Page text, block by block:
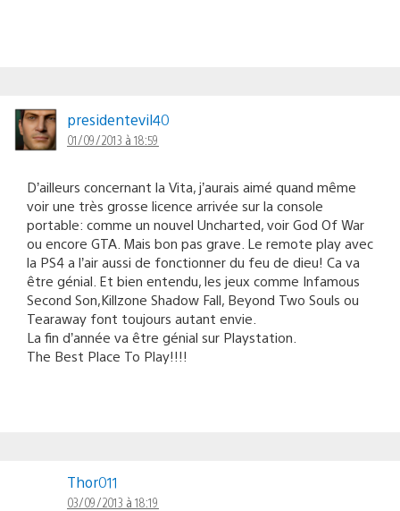
presidentevil40
01/09/2013 à 18:59
D’ailleurs concernant la Vita, j’aurais aimé quand même
voir une très grosse licence arrivée sur la console
portable: comme un nouvel Uncharted, voir God Of War
ou encore GTA. Mais bon pas grave. Le remote play avec
la PS4 a l’air aussi de fonctionner du feu de dieu! Ca va
être génial. Et bien entendu, les jeux comme Infamous
Second Son,Killzone Shadow Fall, Beyond Two Souls ou
Tearaway font toujours autant envie.
La fin d’année va être génial sur Playstation.
The Best Place To Play!!!!
Thor011
03/09/2013 à 18:19